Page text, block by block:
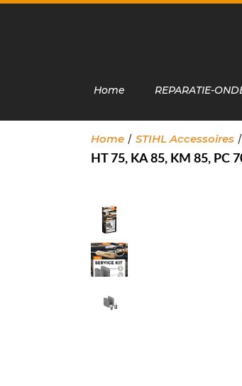
Home REPARATIE-
Home / STIHL Accessoires /
HT 75, KA 85, KM 85, PC